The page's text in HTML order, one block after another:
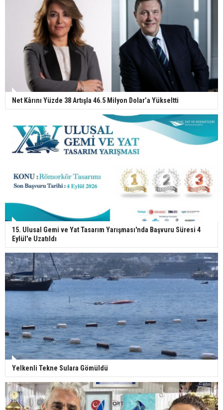
Net Kârını Yüzde 38 Artışla 46.5 Milyon Dolar’a Yükseltti
15. Ulusal Gemi ve Yat Tasarım Yarışması'nda Başvuru Süresi 4
Eylül'e Uzatıldı
Yelkenli Tekne Sulara Gömüldü